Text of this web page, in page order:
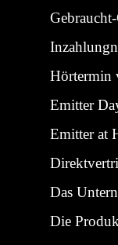
Hörtermin
Emitter
Emitter at
Das
Die